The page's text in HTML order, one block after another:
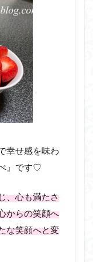
幸せ感を味わ
』です♡
、心も満たさ
からの笑顔へ
な笑顔へと変